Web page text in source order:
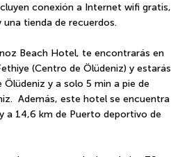
conexión a Internet wifi gratis,
tienda de recuerdos.
Beach Hotel, te encontrarás en
(Centro de Ölüdeniz) y estarás
y a solo 5 min a pie de
Además, este hotel se encuentra
a 14,6 km de Puerto deportivo de